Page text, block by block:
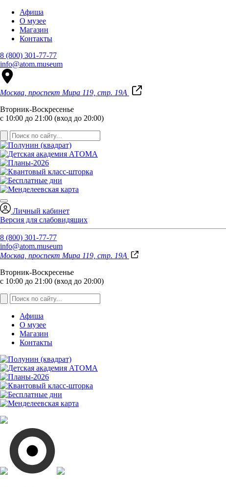
Афиша
О музее
Магазин
Контакты
8 (800) 301-77-77
info@atom.museum
Москва, проспект Мира 119, стр. 19А
Вторник-Воскресенье
с 10:00 до 21:00 (вход до 20:00)
Личный кабинет
Версия для слабовидящих
8 (800) 301-77-77
info@atom.museum
Москва, проспект Мира 119, стр. 19А
Вторник-Воскресенье
с 10:00 до 21:00 (вход до 20:00)
Афиша
О музее
Магазин
Контакты